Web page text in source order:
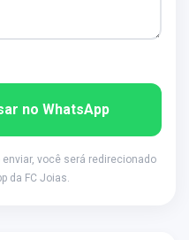
no WhatsApp
você será redirecionado
da FC Joias.